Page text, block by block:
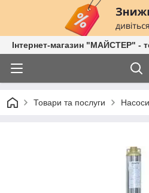
Інтернет-магазин "МАЙСТЕР" -
Товари та послуги